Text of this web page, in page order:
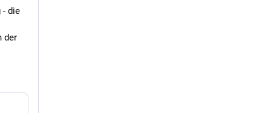
- die
der